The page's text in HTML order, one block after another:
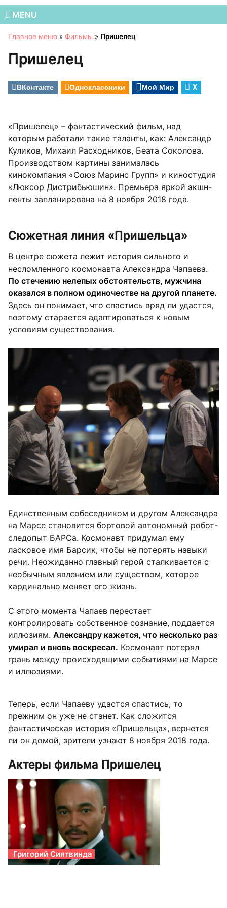
MENU
Главное меню » Фильмы » Пришелец
Пришелец
ВКонтакте Одноклассники Мой Мир X
«Пришелец» – фантастический фильм, над
которым работали такие таланты, как: Александр
Куликов, Михаил Расходников, Беата Соколова.
Производством картины занималась
кинокомпания «Союз Маринс Групп» и киностудия
«Люксор Дистрибьюшин». Премьера яркой экшн-
ленты запланирована на 8 ноября 2018 года.
Сюжетная линия «Пришельца»
В центре сюжета лежит история сильного и
несломленного космонавта Александра Чапаева.
По стечению нелепых обстоятельств, мужчина
оказался в полном одиночестве на другой планете.
Здесь он понимает, что спастись вряд ли удастся,
поэтому старается адаптироваться к новым
условиям существования.
Единственным собеседником и другом Александра
на Марсе становится бортовой автономный робот-
следопыт БАРСа. Космонавт придумал ему
ласковое имя Барсик, чтобы не потерять навыки
речи. Неожиданно главный герой сталкивается с
необычным явлением или существом, которое
кардинально меняет его жизнь.
С этого момента Чапаев перестает
контролировать собственное сознание, поддается
иллюзиям. Александру кажется, что несколько раз
умирал и вновь воскресал. Космонавт потерял
грань между происходящими событиями на Марсе
и иллюзиями.
Теперь, если Чапаеву удастся спастись, то
прежним он уже не станет. Как сложится
фантастическая история «Пришельца», вернется
ли он домой, зрители узнают 8 ноября 2018 года.
Актеры фильма Пришелец
Григорий Сиятвинда